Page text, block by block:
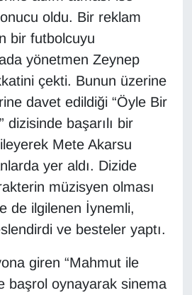
oldu. Bir reklam
bir futbolcuyu
yönetmen Zeynep
çekti. Bunun üzerine
davet edildiği “Öyle Bir
dizisinde başarılı bir
Mete Akarsu
yer aldı. Dizide
müzisyen olması
de ilgilenen İynemli,
ve besteler yaptı.
giren “Mahmut ile
başrol oynayarak sinema